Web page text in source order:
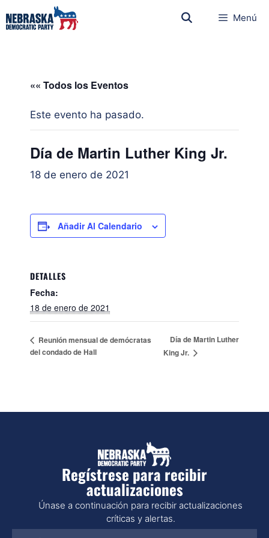
Menú
«« Todos los Eventos
Este evento ha pasado.
Día de Martin Luther King Jr.
18 de enero de 2021
Añadir Al Calendario
DETALLES
Fecha:
18 de enero de 2021
Reunión mensual de demócratas
del condado de Hall
Día de Martin Luther
King Jr.
Regístrese para recibir
actualizaciones
Únase a continuación para recibir actualizaciones
críticas y alertas.